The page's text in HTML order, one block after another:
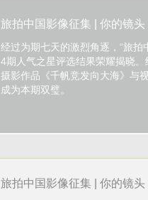
旅拍中国影像征集 | 你的镜
1031)
经过为期七天的激烈角逐，“旅拍
4期人气之星评选结果荣耀揭晓
摄影作品《千帆竞发向大海》与
成为本期双璧。
旅拍中国影像征集 | 你的镜